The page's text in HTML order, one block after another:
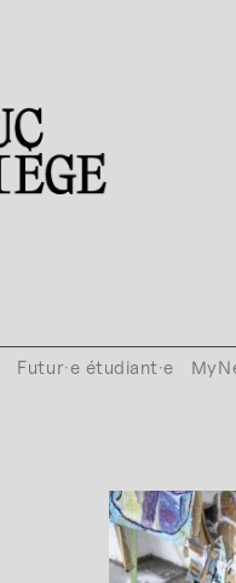
Futur·e étudiant·e